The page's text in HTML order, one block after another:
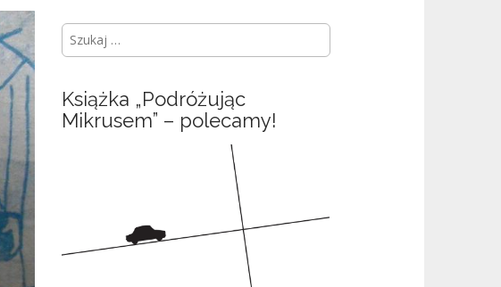
S
a
j
Książka „Podróżując
Mikrusem” – polecamy!